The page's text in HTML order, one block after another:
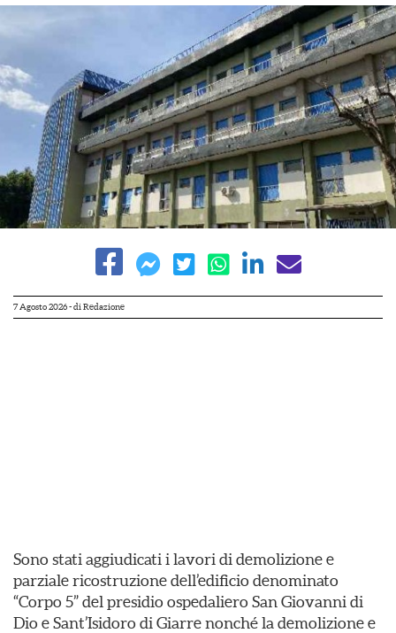
7 Agosto 2026- di Redazione
Sono stati aggiudicati i lavori di demolizione e
parziale ricostruzione dell’edificio denominato
“Corpo 5” del presidio ospedaliero San Giovanni di
Dio e Sant’Isidoro di Giarre nonché la demolizione e